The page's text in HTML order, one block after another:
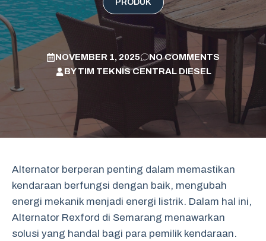
PRODUK
NOVEMBER 1, 2025
NO COMMENTS
BYTIM TEKNIS CENTRAL DIESEL
Alternator berperan penting dalam memastikan
kendaraan berfungsi dengan baik, mengubah
energi mekanik menjadi energi listrik. Dalam hal ini,
Alternator Rexford di Semarang menawarkan
solusi yang handal bagi para pemilik kendaraan.